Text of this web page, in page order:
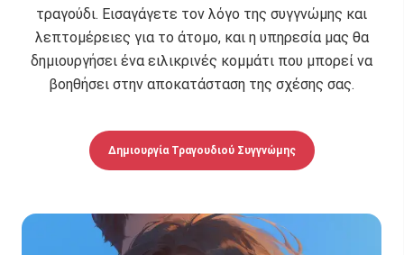
τραγούδι. Εισαγάγετε τον λόγο της συγγνώμης και
λεπτομέρειες για το άτομο, και η υπηρεσία μας θα
δημιουργήσει ένα ειλικρινές κομμάτι που μπορεί να
βοηθήσει στην αποκατάσταση της σχέσης σας.
Δημιουργία Τραγουδιού Συγγνώμης